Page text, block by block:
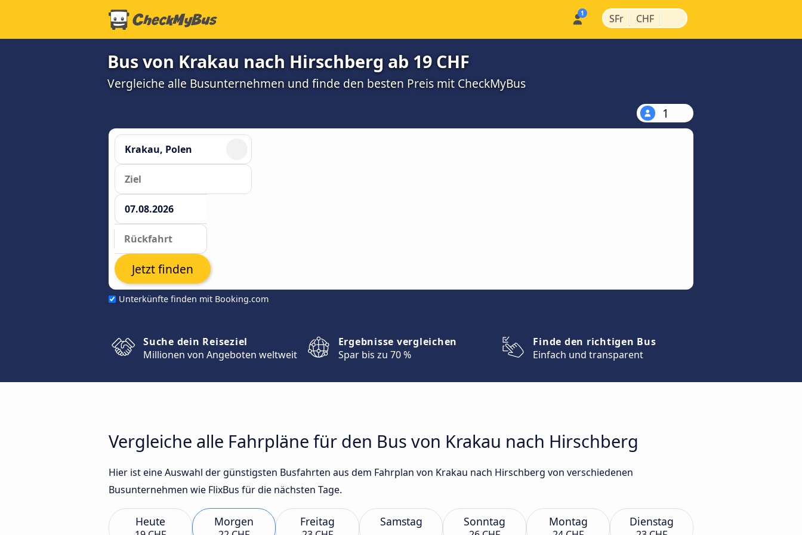
SFr | CHF |
Bus von Krakau nach Hirschberg ab 19 CHF
Vergleiche alle Busunternehmen und finde den besten Preis mit CheckMyBus
1
Unterkünfte finden mit Booking.com
Jetzt finden
Suche dein Reiseziel
Millionen von Angeboten weltweit
Ergebnisse vergleichen
Spar bis zu 70 %
Finde den richtigen Bus
Einfach und transparent
Vergleiche alle Fahrpläne für den Bus von Krakau nach Hirschberg
Hier ist eine Auswahl der günstigsten Busfahrten aus dem Fahrplan von Krakau nach Hirschberg von verschiedenen
Busunternehmen wie FlixBus für die nächsten Tage.
Heute Morgen Freitag Samstag Sonntag Montag Dienstag